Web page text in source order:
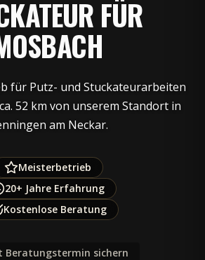
FÜR
für Putz- und Stuckateurarbeiten
52 km von unserem Standort in
am Neckar.
Meisterbetrieb
20+ Jahre Erfahrung
Kostenlose Beratung
Beratungstermin sichern